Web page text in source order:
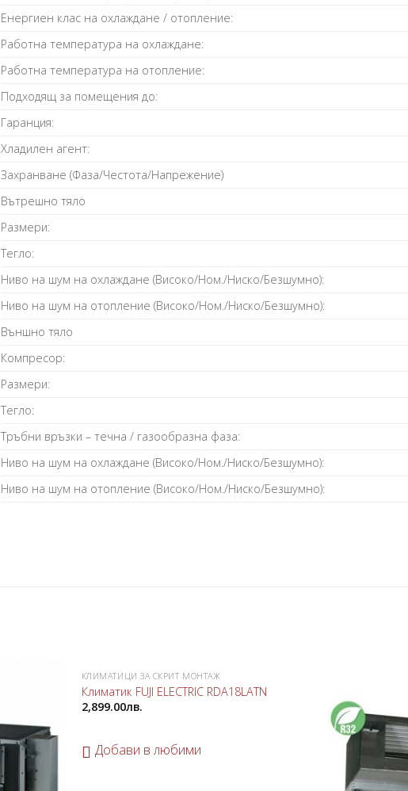
Енергиен клас на охлаждане / отопление:
Работна температура на охлаждане:
Работна температура на отопление:
Подходящ за помещения до:
Гаранция:
Хладилен агент:
Захранване (Фаза/Честота/Напрежение)
Вътрешно тяло
Размери:
Тегло:
Ниво на шум на охлаждане (Високо/Ном./Ниско/Безшумно):
Ниво на шум на отопление (Високо/Ном./Ниско/Безшумно):
Външно тяло
Компресор:
Размери:
Тегло:
Тръбни връзки – течна / газообразна фаза:
Ниво на шум на охлаждане (Високо/Ном./Ниско/Безшумно):
Ниво на шум на отопление (Високо/Ном./Ниско/Безшумно):
КЛИМАТИЦИ ЗА СКРИТ МОНТАЖ
Климатик FUJI ELECTRIC RDA18LATN
2,899.00лв.
Добави в любими